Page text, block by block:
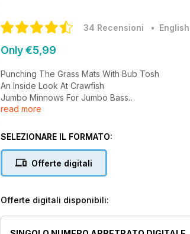
34 Recensioni • English
Only €5,99
Punching The Grass Mats With Bub Tosh
An Inside Look At Crawfish
Jumbo Minnows For Jumbo Bass
Cold Water Cranking
read more
SELEZIONARE IL FORMATO:
Offerte digitali
Offerte digitali disponibili: